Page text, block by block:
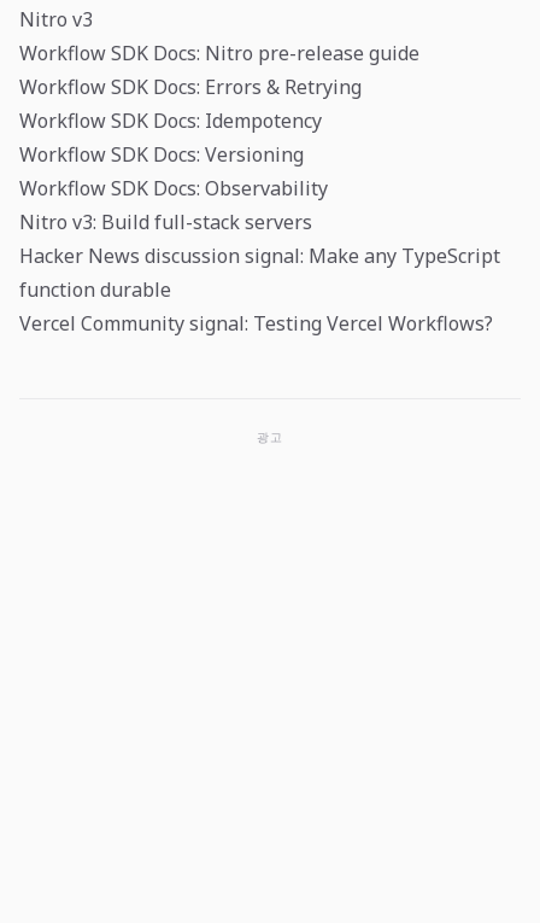
Nitro v3
Workflow SDK Docs: Nitro pre-release guide
Workflow SDK Docs: Errors & Retrying
Workflow SDK Docs: Idempotency
Workflow SDK Docs: Versioning
Workflow SDK Docs: Observability
Nitro v3: Build full-stack servers
Hacker News discussion signal: Make any TypeScript
function durable
Vercel Community signal: Testing Vercel Workflows?
광고